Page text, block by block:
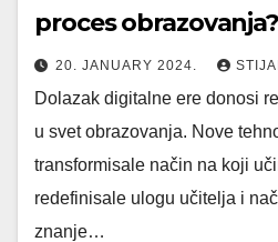
proces obrazovanja?
20. JANUARY 2024.
Dolazak digitalne ere donosi
u svet obrazovanja. Nove
transformisale način na koji
redefinisale ulogu učitelja i
znanje…